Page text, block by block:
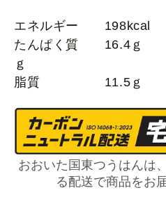
エネルギー
たんぱく質 16.4
ｇ
脂質 11.5ｇ
おおいた国東つうはんは
る配送で商品をお